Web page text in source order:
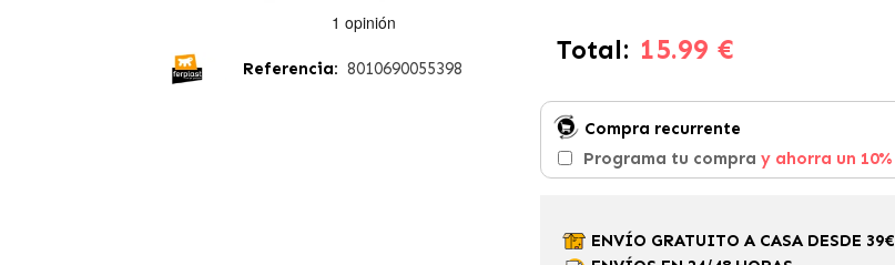
Referencia: 8010690055398
Total: 15.99 €
Compra recurrente
Programa tu compra y ahorra un 10%
ENVÍO GRATUITO A CASA DESDE 39€